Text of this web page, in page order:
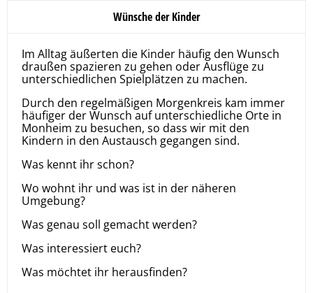
Wünsche der Kinder
Im Alltag äußerten die Kinder häufig den Wunsch
draußen spazieren zu gehen oder Ausflüge zu
unterschiedlichen Spielplätzen zu machen.
Durch den regelmäßigen Morgenkreis kam immer
häufiger der Wunschaufunterschiedliche Orte in
Monheim zu besuchen, so dass wir mit den
Kindern in den Austausch gegangen sind.
Was kennt ihr schon?
Wo wohnt ihr und was ist in der näheren
Umgebung?
Was genau soll gemacht werden?
Was interessiert euch?
Was möchtet ihr herausfinden?